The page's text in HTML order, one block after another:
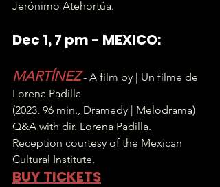
Jerónimo Atehortúa.
Dec 1, 7 pm - MEXICO:
MARTÍNEZ - A film by | Un filme de
Lorena Padilla
(2023, 96 min., Dramedy | Melodrama)
Q&A with dir. Lorena Padilla.
Reception courtesy of the Mexican
Cultural Institute.
BUY TICKETS